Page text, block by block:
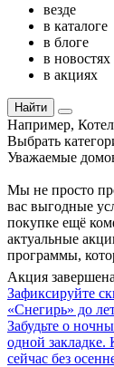
везде
в каталоге
в блоге
в новостях
в акциях
Найти
Например, Котел
Выбрать
Уважаемые
Мы не просто
вас выгодные
покупке ещё
актуальные
программы,
Акция завершена
Зафиксируйте
«Снегирь» до
Забудьте о
одной закладке.
сейчас без